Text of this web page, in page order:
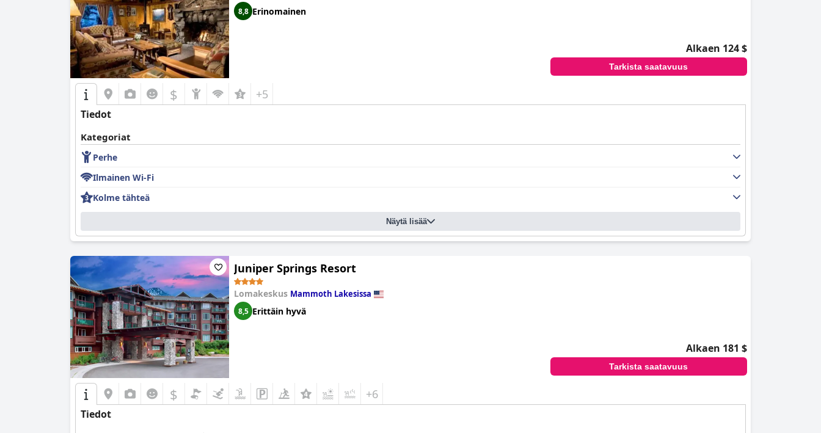
8,8 Erinomainen
Alkaen 124 $
Tarkista saatavuus
$ +5
Tiedot
Kategoriat
Perhe
Ilmainen Wi-Fi
Kolme tähteä
Näytä lisää
Juniper Springs Resort
Lomakeskus Mammoth Lakesissa
8,5 Erittäin hyvä
Alkaen 181 $
Tarkista saatavuus
$ +6
Tiedot